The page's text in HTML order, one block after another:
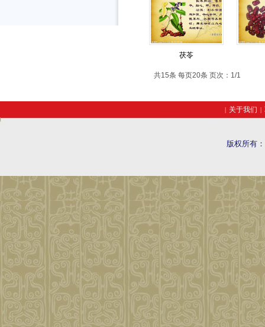
茯苓
共15条 每页20条 页次：1/1
| 关于我们 |
版权所有